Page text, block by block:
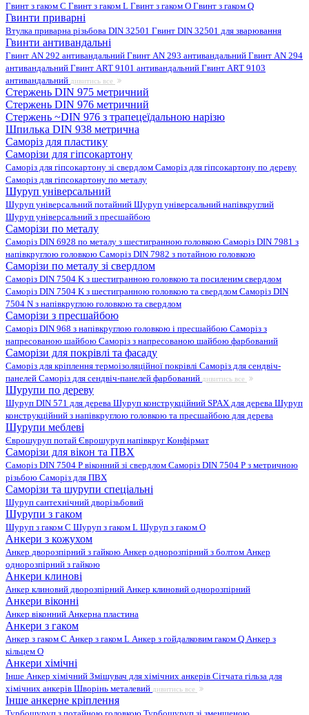
Гвинт з гаком C Гвинт з гаком L Гвинт з гаком O Гвинт з гаком Q
Гвинти приварні
Втулка приварна різьбова DIN 32501 Гвинт DIN 32501 для зварювання
Гвинти антивандальні
Гвинт AN 292 антивандальний Гвинт AN 293 антивандальний Гвинт AN 294
антивандальний Гвинт ART 9101 антивандальний Гвинт ART 9103
антивандальний дивитись все
Стержень DIN 975 метричний
Стержень DIN 976 метричний
Стержень ~DIN 976 з трапецеїдальною нарізю
Шпилька DIN 938 метрична
Саморіз для пластику
Саморізи для гіпсокартону
Саморіз для гіпсокартону зі свердлом Саморіз для гіпсокартону по дереву
Саморіз для гіпсокартону по металу
Шуруп універсальний
Шуруп універсальний потайний Шуруп універсальний напівкруглий
Шуруп універсальний з пресшайбою
Саморізи по металу
Саморіз DIN 6928 по металу з шестигранною головкою Саморіз DIN 7981 з
напівкруглою головкою Саморіз DIN 7982 з потайною головкою
Саморізи по металу зі свердлом
Саморіз DIN 7504 K з шестигранною головкою та посиленим свердлом
Саморіз DIN 7504 K з шестигранною головкою та свердлом Саморіз DIN
7504 N з напівкруглою головкою та свердлом
Саморізи з пресшайбою
Саморіз DIN 968 з напівкруглою головкою і пресшайбою Саморіз з
напресованою шайбою Саморіз з напресованою шайбою фарбований
Саморізи для покрівлі та фасаду
Саморіз для кріплення термоізоляційної покрівлі Саморіз для сендвіч-
панелей Саморіз для сендвіч-панелей фарбований дивитись все
Шурупи по дереву
Шуруп DIN 571 для дерева Шуруп конструкційний SPAX для дерева Шуруп
конструкційний з напівкруглою головкою та пресшайбою для дерева
Шурупи меблеві
Єврошуруп потай Єврошуруп напівкруг Конфірмат
Саморізи для вікон та ПВХ
Саморіз DIN 7504 P віконний зі свердлом Саморіз DIN 7504 P з метричною
різьбою Саморіз для ПВХ
Саморізи та шурупи спеціальні
Шуруп сантехнічний дворізьбовий
Шурупи з гаком
Шуруп з гаком C Шуруп з гаком L Шуруп з гаком O
Анкери з кожухом
Анкер дворозпірний з гайкою Анкер однорозпірний з болтом Анкер
однорозпірний з гайкою
Анкери клинові
Анкер клиновий дворозпірний Анкер клиновий однорозпірний
Анкери віконні
Анкер віконний Анкерна пластина
Анкери з гаком
Анкер з гаком C Анкер з гаком L Анкер з гойдалковим гаком Q Анкер з
кільцем O
Анкери хімічні
Інше Анкер хімічний Змішувач для хімічних анкерів Сітчата гільза для
хімічних анкерів Шворінь металевий дивитись все
Інше анкерне кріплення